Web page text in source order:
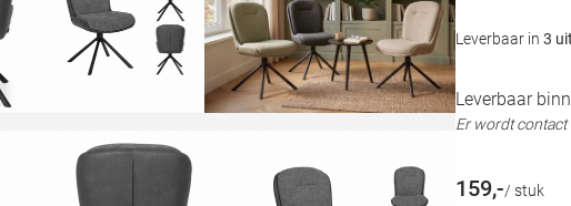
Leverbaar in 3
Leverbaar
Er wordt
159,-/ stuk